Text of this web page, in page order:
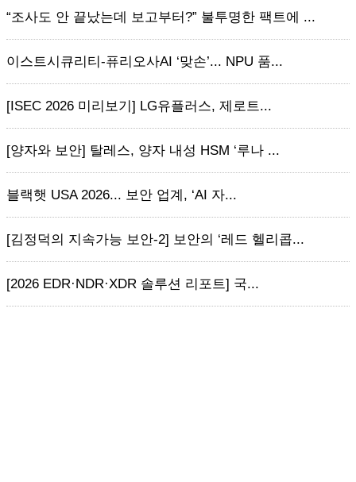
“조사도 안 끝났는데 보고부터?” 불투명한 팩트에 ...
이스트시큐리티-퓨리오사AI ‘맞손’... NPU 품...
[ISEC 2026 미리보기] LG유플러스, 제로트...
[양자와 보안] 탈레스, 양자 내성 HSM ‘루나 ...
블랙햇 USA 2026... 보안 업계, ‘AI 자...
[김정덕의 지속가능 보안-2] 보안의 ‘레드 헬리콥...
[2026 EDR·NDR·XDR 솔루션 리포트] 국...